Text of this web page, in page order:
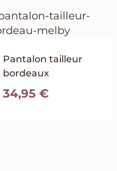
Pantalon tailleur
bordeaux
34,95 €